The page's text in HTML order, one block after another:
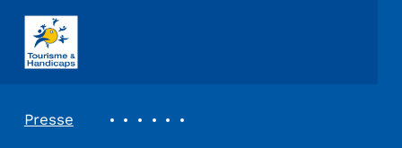
ASSOCIATION TOURISME ET HANDICAPS
Presse